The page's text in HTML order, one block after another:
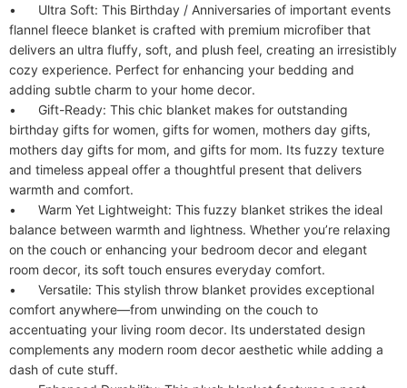
•	Ultra Soft: This Birthday / Anniversaries of important events
flannel fleece blanket is crafted with premium microfiber that
delivers an ultra fluffy, soft, and plush feel, creating an irresistibly
cozy experience. Perfect for enhancing your bedding and
adding subtle charm to your home decor.
•	Gift-Ready: This chic blanket makes for outstanding
birthday gifts for women, gifts for women, mothers day gifts,
mothers day gifts for mom, and gifts for mom. Its fuzzy texture
and timeless appeal offer a thoughtful present that delivers
warmth and comfort.
•	Warm Yet Lightweight: This fuzzy blanket strikes the ideal
balance between warmth and lightness. Whether you’re relaxing
on the couch or enhancing your bedroom decor and elegant
room decor, its soft touch ensures everyday comfort.
•	Versatile: This stylish throw blanket provides exceptional
comfort anywhere—from unwinding on the couch to
accentuating your living room decor. Its understated design
complements any modern room decor aesthetic while adding a
dash of cute stuff.